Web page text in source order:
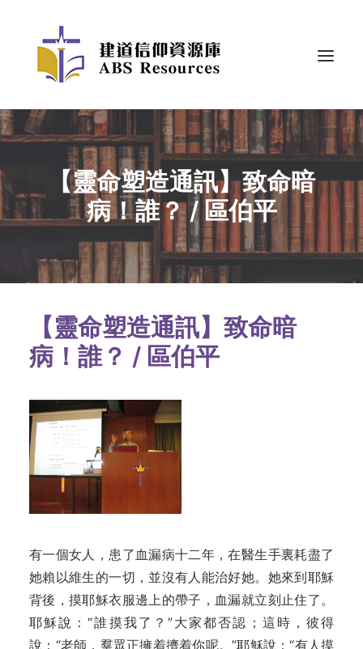
【靈命塑造通訊】致命暗
病！誰？ / 區伯平
【靈命塑造通訊】致命暗
病！誰？ / 區伯平
有一個女人，患了血漏病十二年，在醫生手裏耗盡了
她賴以維生的一切，並沒有人能治好她。 她來到耶穌
背後，摸耶穌衣服邊上的帶子，血漏就立刻止住了。
耶穌說：“誰摸我了？”大家都否認；這時， 彼得
說：“老師，羣眾正擁着擠着你呢。”耶穌說：“有人摸